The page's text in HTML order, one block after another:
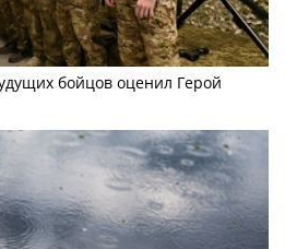
бойцов оценил Герой